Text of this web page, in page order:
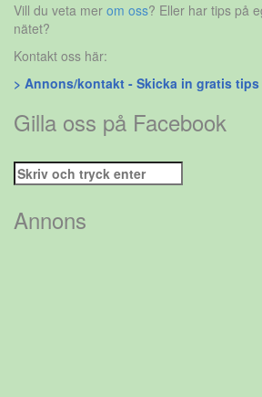
Vill du veta mer om oss? Eller har tips på
nätet?
Kontakt oss här:
> Annons/kontakt - Skicka in gratis tips
Gilla oss på Facebook
Sök
efter:
Annons